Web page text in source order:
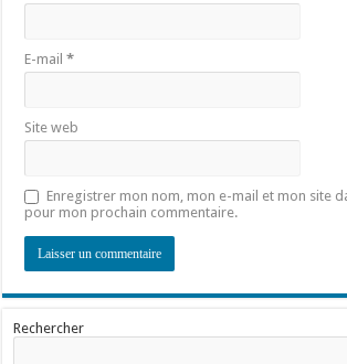
E-mail*
Site web
Enregistrer mon nom, mon e-mail et mon site
pour mon prochain commentaire.
Rechercher